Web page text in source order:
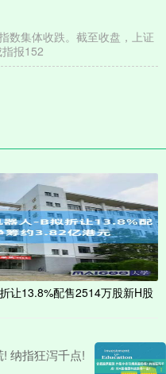
数集体收跌。截至收盘，上证
报152
，与此前的高点上影线形成
层会谈取得实质性进展，此外
让13.8%配售2514万股新H股
纳指狂泻千点!